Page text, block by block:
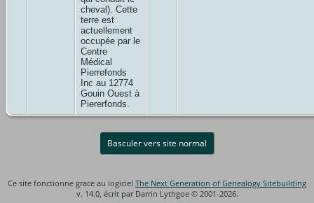
cheval). Cette
terre est
actuellement
occupée par le
Centre
Médical
Pierrefonds
Inc au 12774
Gouin Ouest à
Piererfonds.
Basculer vers site normal
Ce site fonctionne grace au logiciel The Next Generation of Genealogy Sitebuilding
v. 14.0, écrit par Darrin Lythgoe © 2001-2026.